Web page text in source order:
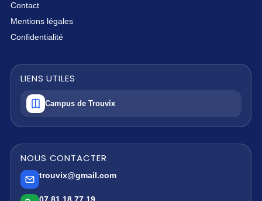
Contact
Mentions légales
Confidentialité
LIENS UTILES
Campus de Trouvix
NOUS CONTACTER
trouvix@gmail.com